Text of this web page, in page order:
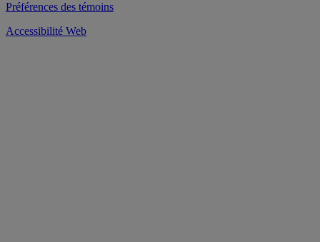
Préférences des témoins
Accessibilité Web